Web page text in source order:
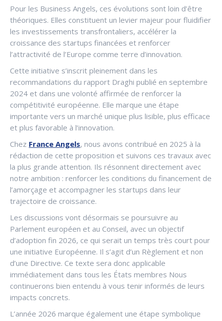
Pour les Business Angels, ces évolutions sont loin d’être
théoriques. Elles constituent un levier majeur pour fluidifier
les investissements transfrontaliers, accélérer la
croissance des startups financées et renforcer
l’attractivité de l’Europe comme terre d’innovation.
Cette initiative s’inscrit pleinement dans les
recommandations du rapport Draghi publié en septembre
2024 et dans une volonté affirmée de renforcer la
compétitivité européenne. Elle marque une étape
importante vers un marché unique plus lisible, plus efficace
et plus favorable à l’innovation.
Chez France Angels, nous avons contribué en 2025 à la
rédaction de cette proposition et suivons ces travaux avec
la plus grande attention. Ils résonnent directement avec
notre ambition : renforcer les conditions du financement de
l’amorçage et accompagner les startups dans leur
trajectoire de croissance.
Les discussions vont désormais se poursuivre au
Parlement européen et au Conseil, avec un objectif
d’adoption fin 2026, ce qui serait un temps très court pour
une initiative Européenne. Il s’agit d’un Règlement et non
d’une Directive. Ce texte sera donc applicable
immédiatement dans tous les États membres Nous
continuerons bien entendu à vous tenir informés de leurs
impacts concrets.
L’année 2026 marque également une étape symbolique